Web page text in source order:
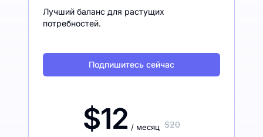
Лучший баланс для растущих
потребностей.
Подпишитесь сейчас
$12 / месяц $20